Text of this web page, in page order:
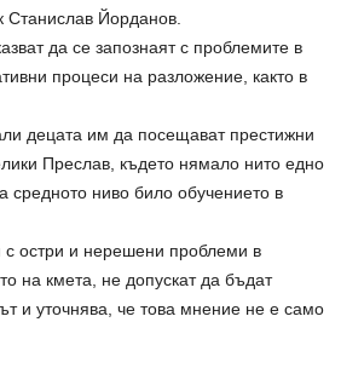
Станислав Йорданов.
да се запознаят с проблемите в
процеси на разложение, както в
децата им да посещават престижни
Преслав, където нямало нито едно
средното ниво било обучението в
с остри и нерешени проблеми в
на кмета, не допускат да бъдат
и уточнява, че това мнение не е само